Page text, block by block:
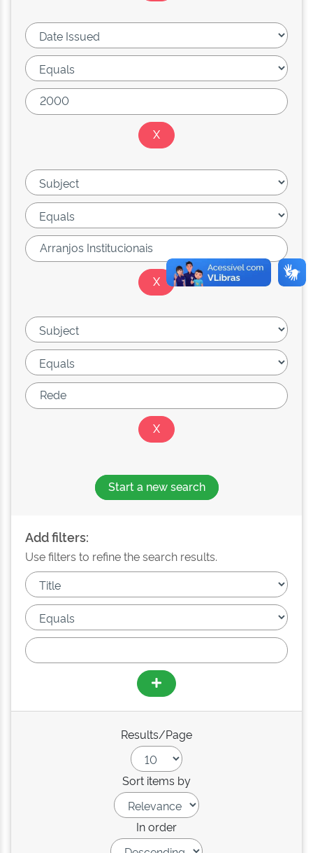
Start a new search
Add filters:
Use filters to refine the search results.
Results/Page
Sort items by
In order